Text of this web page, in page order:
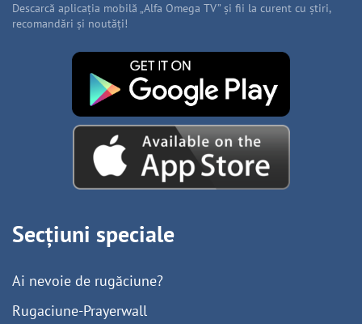
Descarcă aplicația mobilă „Alfa Omega TV” și fii la curent cu știri,
recomandări și noutăți!
Secțiuni speciale
Ai nevoie de rugăciune?
Rugaciune-Prayerwall